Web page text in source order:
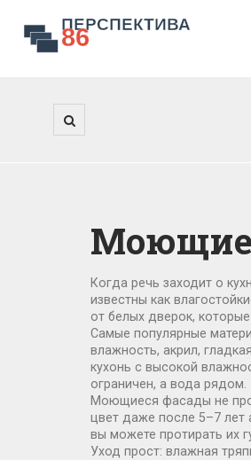
Когда речь заходит о
известны как
от белых дверок,
Самые популярные
влажность, акрил,
кухонь с высокой
ограничен, а вода рядом.
Моющиеся фасады не
цвет даже после 5–7 лет
вы можете протирать их
Уход прост: влажная